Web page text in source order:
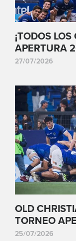
¡TODOS
APERTURA
27/07/2026
OLD
TORNEO
25/07/2026